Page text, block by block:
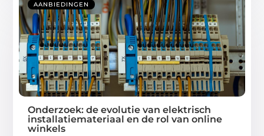
AANBIEDINGEN
Onderzoek: de evolutie van elektrisch
installatiemateriaal en de rol van online
winkels